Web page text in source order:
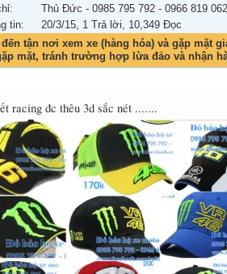
Thủ Đức - 0985 795 792 - 0966 819 062
tin:
20/3/15, 1 Trả lời, 10,349 Đọc
tận nơi xem xe (hàng hóa) và gặp mặt
mặt, tránh trường hợp lừa đảo và nhận
racing đc thêu 3d sắc nét .......